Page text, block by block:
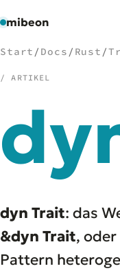
mibeon
01 Start
02
04
Docs
06
07
Start / Docs / Rust /
/ ARTIKEL
dyn Trait: das
&dyn Trait, oder
Pattern